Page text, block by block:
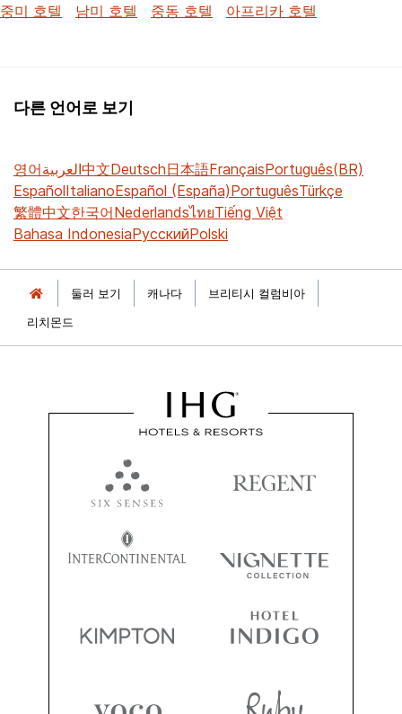
중미 호텔
남미 호텔 중동 호텔 아프리카 호텔
다른 언어로 보기
영어العربية中文Deutsch日本語FrançaisPortuguês(BR)
EspañolItalianoEspañol (España)PortuguêsTürkçe
繁體中文한국어NederlandsไทยTiếng Việt
Bahasa IndonesiaРусскийPolski
둘러 보기 캐나다
브리티시 컬럼비아
리치몬드